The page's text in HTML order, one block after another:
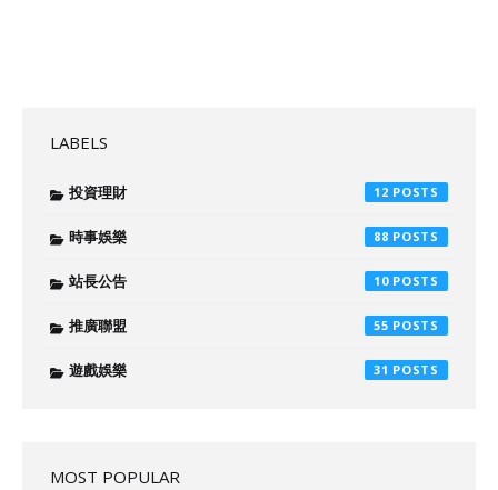
LABELS
投資理財 12
時事娛樂 88
站長公告 10
推廣聯盟 55
遊戲娛樂 31
MOST POPULAR